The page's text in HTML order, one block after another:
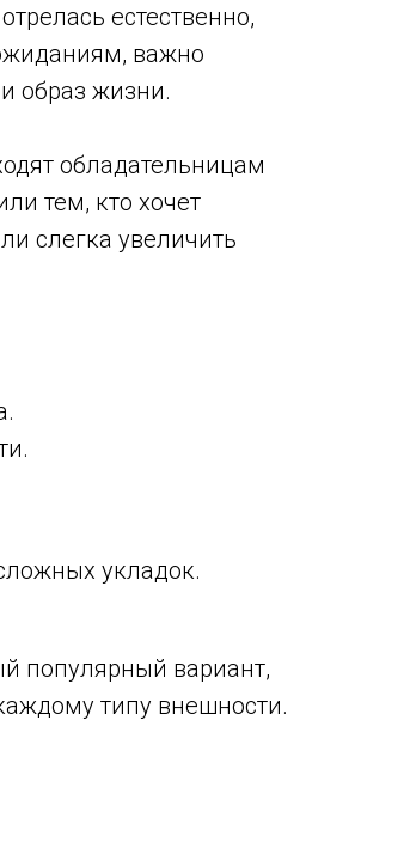
естественно,
важно
образ жизни.
обладательницам
тем, кто хочет
слегка увеличить
укладок.
популярный вариант,
типу внешности.